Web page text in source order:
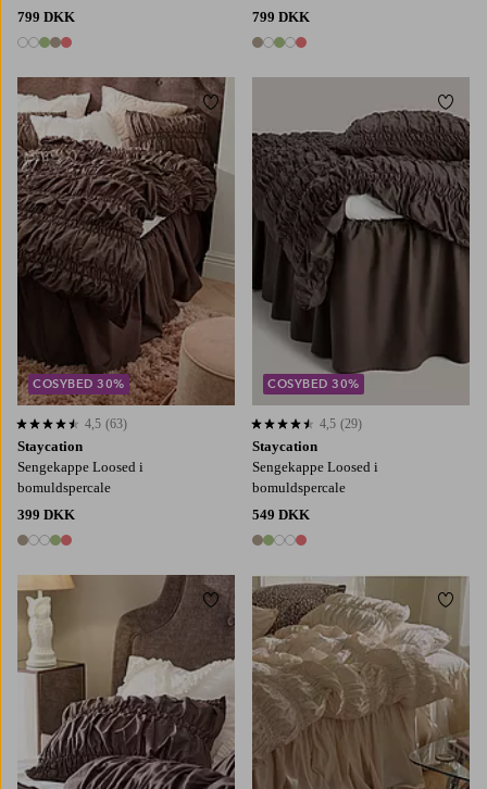
799 DKK
5 farver
799 DKK
5 farver
Staycation
Sengekappe Loosed i
bomuldspercale
399 DKK
5 farver
4,5 baseret på 63 bedømmelser
4,5 (63)
COSYBED 30%
Tilføj til favoritter
90X200120X200140X200160X200
180X200
Staycation
Sengekappe Loosed i
bomuldspercale
549 DKK
5 farver
4,5 baseret på 29 bedømmelser
4,5 (29)
COSYBED 30%
90X200120X200140X200160X200
180X200
Tilføj til favoritter
50X60 90X200 120X200 140X200
160X200
180X200